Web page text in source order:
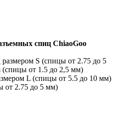
спиц ChiaoGoo
размером S (спицы от 2.75 до 5
(спицы от 1.5 до 2,5 мм)
L (спицы от 5.5 до 10 мм)
от 2.75 до 5 мм)